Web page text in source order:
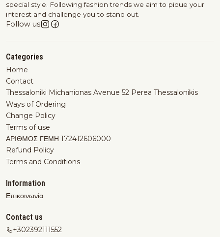
special style. Following fashion trends we aim to pique your
interest and challenge you to stand out.
Follow us
Categories
Home
Contact
Thessaloniki Michanionas Avenue 52 Perea Thessalonikis
Ways of Ordering
Change Policy
Terms of use
ΑΡΙΘΜΟΣ ΓΕΜΗ 172412606000
Refund Policy
Terms and Conditions
Information
Επικοινωνία
Contact us
+302392111552